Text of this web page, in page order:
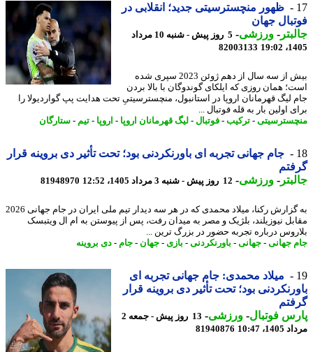
ظهور منچسترسیتی جدید؛ انقلابی در
جهان
-ورزشی-
5 روز پیش - شنبه 10 مرداد
82003133
بیش از سه سال از دهم ژوئن 2023 سپری شده
همان روزی که ایلکای گوندوگان با بالا بردن
لیگ قهرمانان اروپا در استانبول، منچسترسیتیِ تحت هدایت پپ گواردیولا را
اولین بار به قله فوتبال ...
-ترکیب -فوتبال-لیگ قهرمانان اروپا - اروپا - تیم -ستارگان
جام جهانی تجربه ای باورنکردنی بود؛ تحت تأثیر دی بروینه قرار
-ورزشی-12 روز پیش - شنبه 3 مرداد 1405، 12:52 81948970
به گزارش رکنا، میلاد محمدی که در هر سه دیدار تیم ملی ایران در جام جهانی 2026
نیوزیلند، بلژیک و مصر به میدان رفت، پس از پیوستن به ام ال ویتبسک
درباره تجربه حضور در بزرگ ترین ...
جهانی-جهانی-باورنکردنی -بازی - جهان-جام-دی بروینه
میلاد محمدی: جام جهانی تجربه ای
بود؛ تحت تأثیر دی بروینه قرار
فوتبال-ورزشی-
13 روز پیش - جمعه 2
10:47
81940876